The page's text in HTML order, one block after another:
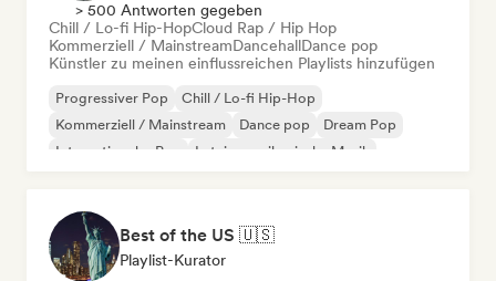
> 500 Antworten gegeben
Chill / Lo-fi Hip-HopCloud Rap / Hip Hop
Kommerziell / MainstreamDancehallDance pop
Künstler zu meinen einflussreichen Playlists hinzufügen
Progressiver Pop
Chill / Lo-fi Hip-Hop
Kommerziell / Mainstream
Dance pop
Dream Pop
Internationaler Pop
Lateinamerikanische Musik
Best of the US 🇺🇸
Playlist-Kurator